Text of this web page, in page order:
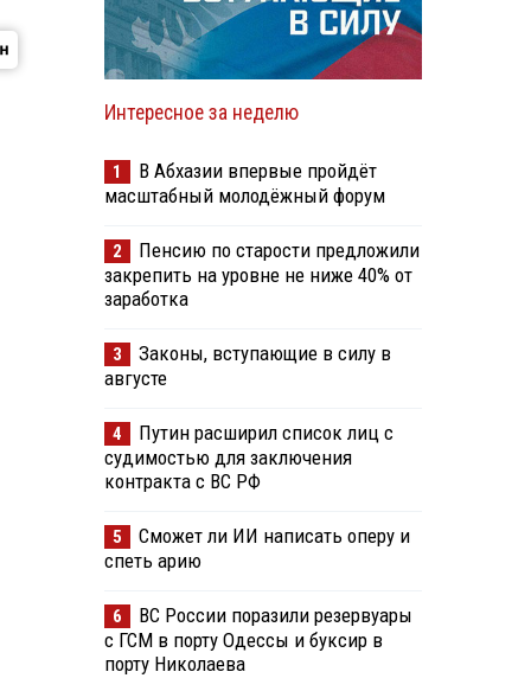
Интересное за неделю
1
В Абхазии впервые пройдёт
масштабный молодёжный форум
2
Пенсию по старости предложили
закрепить на уровне не ниже 40% от
заработка
3
Законы, вступающие в силу в
августе
4
Путин расширил список лиц с
судимостью для заключения
контракта с ВС РФ
5
Сможет ли ИИ написать оперу и
спеть арию
6
ВС России поразили резервуары
с ГСМ в порту Одессы и буксир в
порту Николаева